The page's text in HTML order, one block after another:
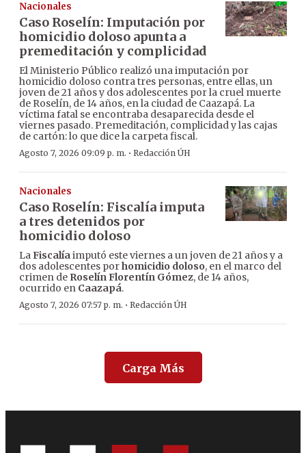
Nacionales
Caso Roselín: Imputación por
homicidio doloso apunta a
premeditación y complicidad
El Ministerio Público realizó una imputación por
homicidio doloso contra tres personas, entre ellas, un
joven de 21 años y dos adolescentes por la cruel muerte
de Roselín, de 14 años, en la ciudad de Caazapá. La
víctima fatal se encontraba desaparecida desde el
viernes pasado. Premeditación, complicidad y las cajas
de cartón: lo que dice la carpeta fiscal.
Agosto 7, 2026 09:09 p. m. · Redacción ÚH
Nacionales
Caso Roselín: Fiscalía imputa
a tres detenidos por
homicidio doloso
LaFiscalíaimputó este viernes a un joven de 21 años y a
dos adolescentes porhomicidio doloso, en el marco del
crimen de Roselín Florentín Gómez, de 14 años,
ocurrido en Caazapá.
Agosto 7, 2026 07:57 p. m. · Redacción ÚH
Carga Más